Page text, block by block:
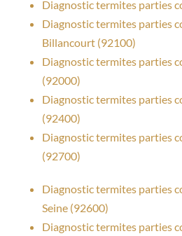
Diagnostic termites parties
Diagnostic termites parties
Billancourt (92100)
Diagnostic termites parties
(92000)
Diagnostic termites parties
(92400)
Diagnostic termites parties
(92700)
Diagnostic termites parties
Seine (92600)
Diagnostic termites parties